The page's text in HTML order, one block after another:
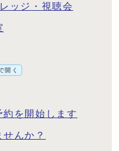
ッジ・視聴会
開く
を開始します
んか？